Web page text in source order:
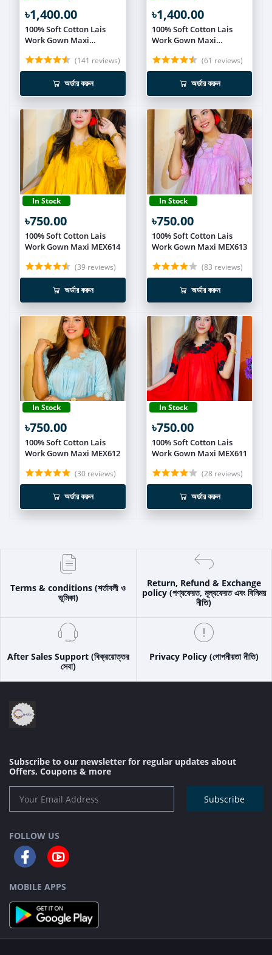
৳1,400.00
100% Soft Cotton Lais
Work Gown Maxi
(141 reviews)
অর্ডার করুন
৳1,400.00
100% Soft Cotton Lais
Work Gown Maxi
(61 reviews)
অর্ডার করুন
In Stock
৳750.00
100% Soft Cotton Lais
Work Gown Maxi MEX614
(39 reviews)
অর্ডার করুন
In Stock
৳750.00
100% Soft Cotton Lais
Work Gown Maxi MEX613
(83 reviews)
অর্ডার করুন
In Stock
৳750.00
100% Soft Cotton Lais
Work Gown Maxi MEX612
(30 reviews)
অর্ডার করুন
In Stock
৳750.00
100% Soft Cotton Lais
Work Gown Maxi MEX611
(28 reviews)
অর্ডার করুন
Terms & conditions (শর্তাবলী ও
ভূমিকা)
Return, Refund & Exchange
policy (পণ্যফেরত, মূল্যফেরত এবং বিনিময়
নীতি)
After Sales Support (বিক্রয়োত্তর
সেবা)
Privacy Policy (গোপনীয়তা নীতি)
Subscribe to our newsletter for regular updates about
Offers, Coupons & more
Subscribe
FOLLOW US
MOBILE APPS